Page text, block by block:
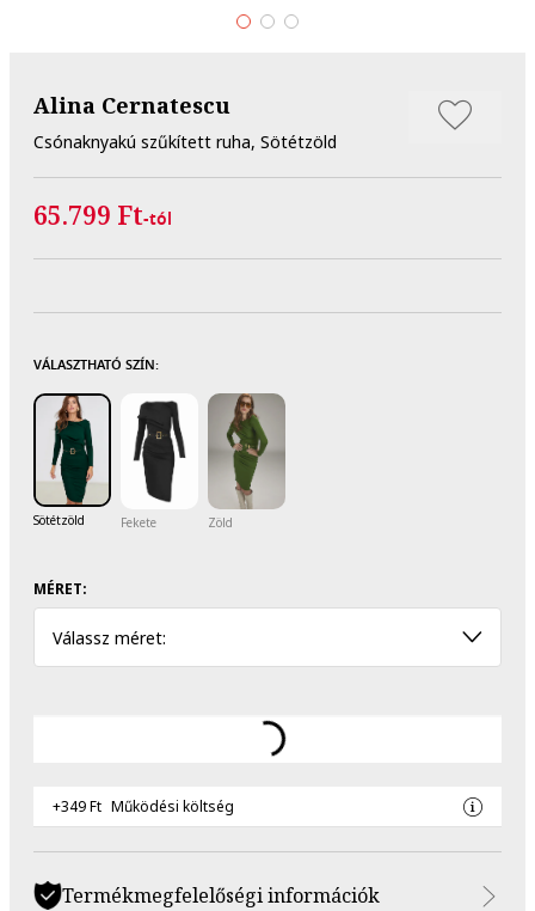
Alina Cernatescu
Csónaknyakú szűkített ruha, Sötétzöld
65.799 Ft-tól
VÁLASZTHATÓ SZÍN:
Sötétzöld Fekete Zöld
MÉRET:
Válassz méret:
+349 Ft Működési költség
Termékmegfelelőségi információk